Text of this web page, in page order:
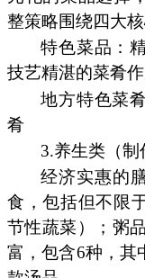
整策略围绕四大
特色菜品：
技艺精湛的菜肴
地方特色菜
肴
3.养生类（制
经济实惠的
食，包括但不限
节性蔬菜）；粥
富，包含6种，其